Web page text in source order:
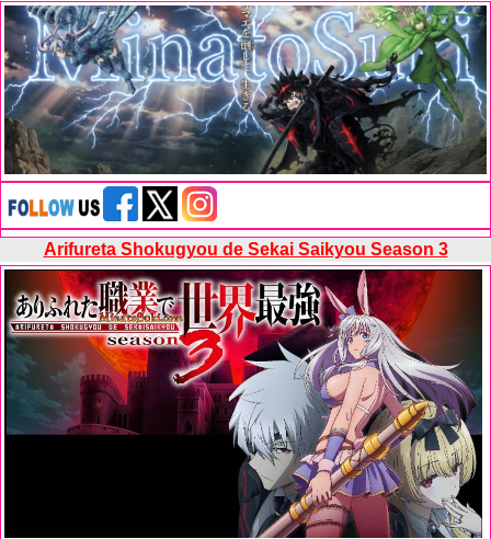
Arifureta Shokugyou de Sekai Saikyou Season 3